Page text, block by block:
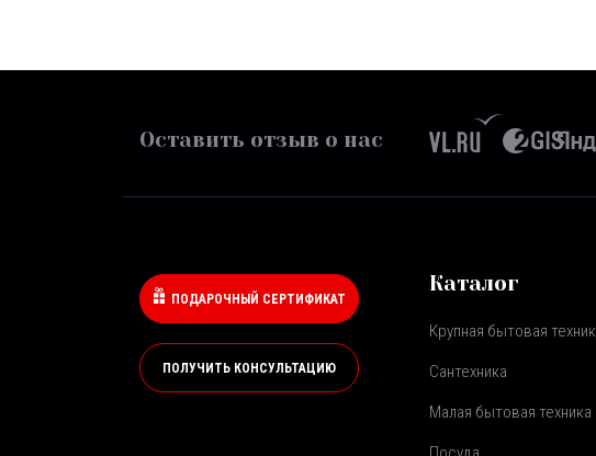
Оставить отзыв о нас
ПОДАРОЧНЫЙ СЕРТИФИКАТ
ПОЛУЧИТЬ КОНСУЛЬТАЦИЮ
Каталог
Крупная бытовая
Сантехника
Малая бытовая техника